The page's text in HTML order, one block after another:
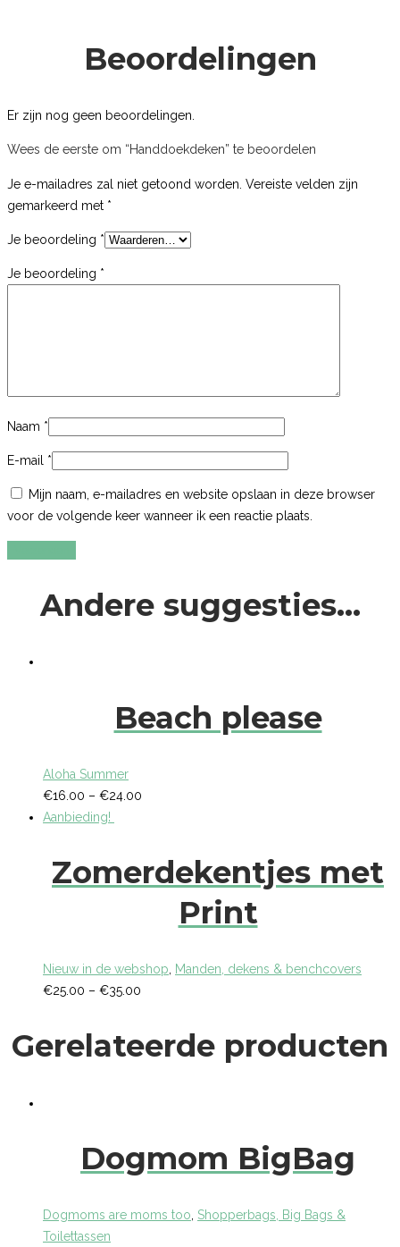
Beoordelingen
Er zijn nog geen beoordelingen.
Wees de eerste om “Handdoekdeken” te beoordelen
Je e-mailadres zal niet getoond worden. Vereiste velden zijn
gemarkeerd met *
Je beoordeling *
Je beoordeling *
Naam *
E-mail *
Mijn naam, e-mailadres en website opslaan in deze browser
voor de volgende keer wanneer ik een reactie plaats.
Andere suggesties…
Beach please
Aloha Summer
€16.00 – €24.00
Aanbieding!
Zomerdekentjes met
Print
Nieuw in de webshop
Manden, dekens & benchcovers
€25.00 – €35.00
Gerelateerde producten
Dogmom BigBag
Dogmoms are moms too Shopperbags, Big Bags &
Toilettassen